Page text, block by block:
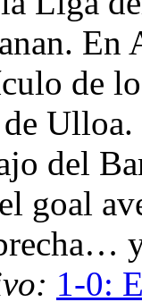
En
de
Ulloa.
del
goal
1-0: